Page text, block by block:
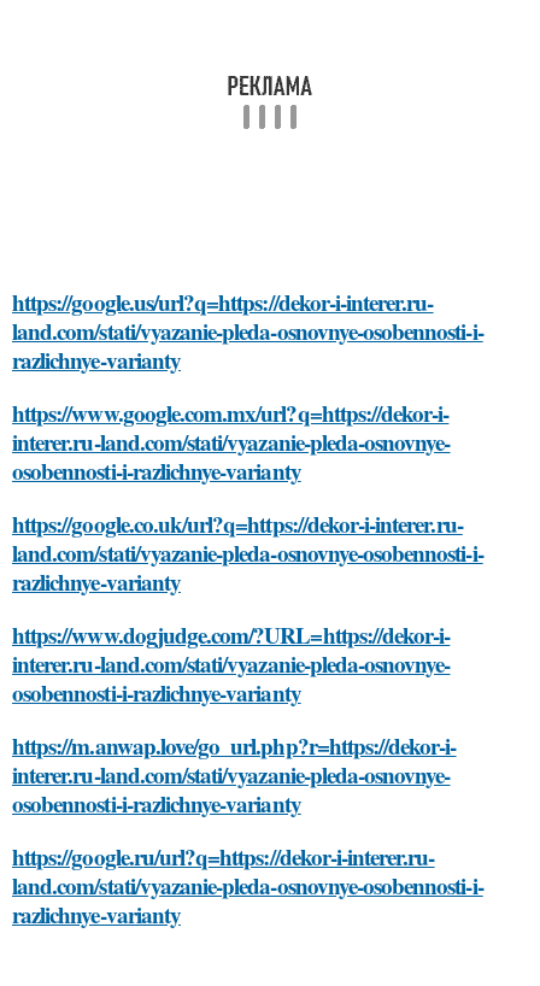
https://google.us/url?q=https://dekor-i-interer.ru-
land.com/stati/vyazanie-pleda-osnovnye-osobennosti-i-
razlichnye-varianty
https://www.google.com.mx/url?q=https://dekor-i-
interer.ru-land.com/stati/vyazanie-pleda-osnovnye-
osobennosti-i-razlichnye-varianty
https://google.co.uk/url?q=https://dekor-i-interer.ru-
land.com/stati/vyazanie-pleda-osnovnye-osobennosti-i-
razlichnye-varianty
https://www.dogjudge.com/?URL=https://dekor-i-
interer.ru-land.com/stati/vyazanie-pleda-osnovnye-
osobennosti-i-razlichnye-varianty
https://m.anwap.love/go_url.php?r=https://dekor-i-
interer.ru-land.com/stati/vyazanie-pleda-osnovnye-
osobennosti-i-razlichnye-varianty
https://google.ru/url?q=https://dekor-i-interer.ru-
land.com/stati/vyazanie-pleda-osnovnye-osobennosti-i-
razlichnye-varianty